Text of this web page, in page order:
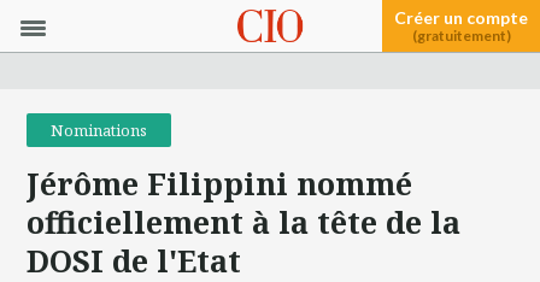
Créer un compte
(gratuitement)
Nominations
Jérôme Filippini nommé
officiellement à la tête de la
DOSI de l'Etat